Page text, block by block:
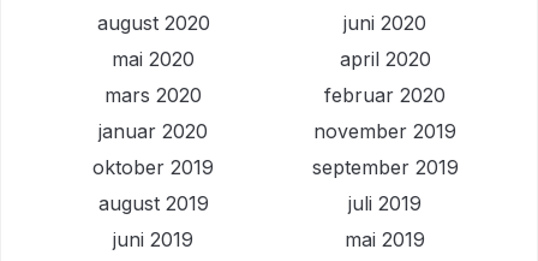
august 2020
juni 2020
mai 2020
april 2020
mars 2020
februar 2020
januar 2020
november 2019
oktober 2019
september 2019
august 2019
juli 2019
juni 2019
mai 2019